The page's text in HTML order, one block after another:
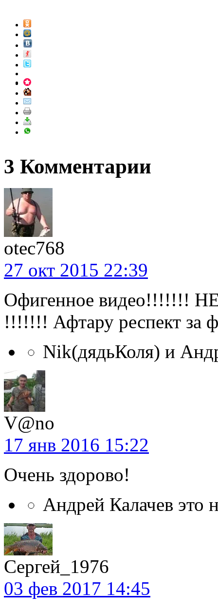
3 Комментарии
otec768
27 окт 2015 22:39
Офигенное видео!!!!!!!
!!!!!!! Афтару респект за
Nik(дядьКоля) и
V@no
17 янв 2016 15:22
Очень здорово!
Андрей Калачев это
Сергей_1976
03 фев 2017 14:45